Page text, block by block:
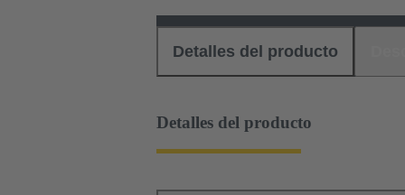
Detalles del producto
Detalles del producto